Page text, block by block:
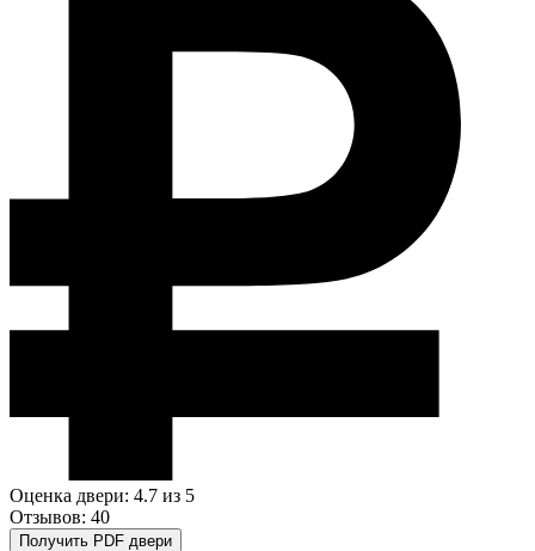
Оценка двери: 4.7 из 5
Отзывов: 40
Получить PDF двери